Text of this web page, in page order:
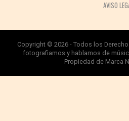
AVISO
Copyright © 2026 - Todos los
fotografiamos y hablamos de
Propiedad de Marca